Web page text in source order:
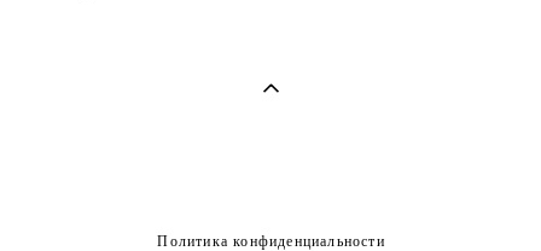
Политика конфиденциальности